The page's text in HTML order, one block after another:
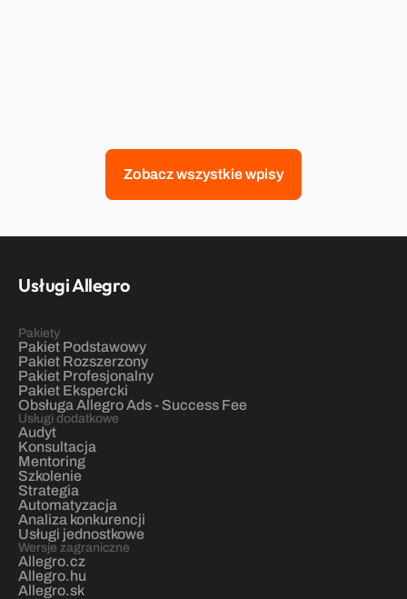
Zobacz wszystkie wpisy
Usługi Allegro
Pakiety
Pakiet Podstawowy
Pakiet Rozszerzony
Pakiet Profesjonalny
Pakiet Ekspercki
Obsługa Allegro Ads - Success Fee
Usługi dodatkowe
Audyt
Konsultacja
Mentoring
Szkolenie
Strategia
Automatyzacja
Analiza konkurencji
Usługi jednostkowe
Wersje zagraniczne
Allegro.cz
Allegro.hu
Allegro.sk